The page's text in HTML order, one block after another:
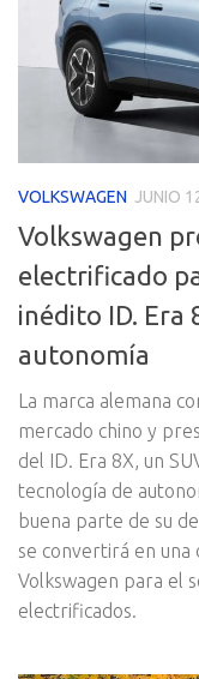
VOLKSWAGEN JUNIO
Volkswagen
electrificado
inédito ID. Era
autonomía
La marca alemana
mercado chino y
del ID. Era 8X, un
tecnología de
buena parte de su
se convertirá en una
Volkswagen para el
electrificados.